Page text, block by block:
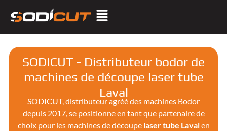
SODICUT - Distributeur bodor de
machines de découpe laser tube
Laval
SODICUT, distributeur agréé des machines Bodor
depuis 2017, se positionne en tant que partenaire de
choix pour les machines de découpe laser tube Lavalen